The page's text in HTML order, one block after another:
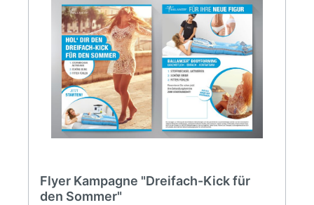
Flyer Kampagne "Dreifach-Kick für
den Sommer"